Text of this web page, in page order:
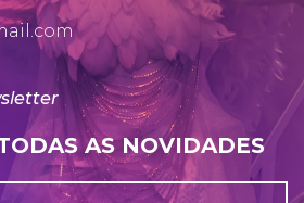
AS NOVIDADES